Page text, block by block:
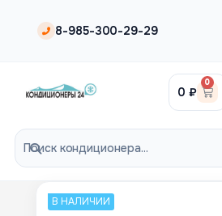
8-985-300-29-29
0 ₽
0
В НАЛИЧИИ